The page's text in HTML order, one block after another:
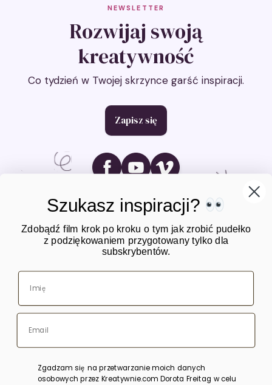
NEWSLETTER
Rozwijaj swoją
kreatywność
Co tydzień w Twojej skrzynce garść inspiracji.
Zapisz się
Ikona social media
Ikona social media
Ikona social media
Kursy online
Bony upominkowe
Szukasz inspiracji?
Zdobądź film krok po kroku o tym jak zrobić pudełko
z podziękowaniem przygotowany tylko dla
subskrybentów.
Zgadzam się na przetwarzanie moich danych
osobowych przez Kreatywnie.com Dorota Freitag w celu